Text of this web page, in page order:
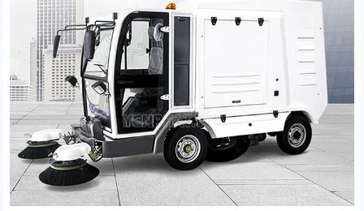
Phụ kiện mua thêm
Điều hoà (48V) - Ống hút bụi
Thời gian làm việc liên tục 3 - 5h
Xuất xứ Chính hãng